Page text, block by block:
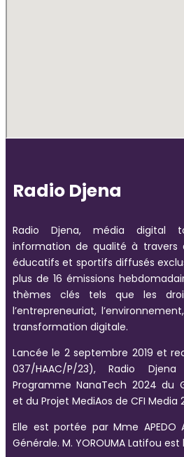
Radio Djena
Radio Djena, média digital
information de qualité à travers
éducatifs et sportifs diffusés
plus de 16 émissions
thèmes clés tels que les
l’entrepreneuriat,
transformation digitale.
Lancée le 2 septembre 2019 et
037/HAAC/P/23), Radio
Programme NanaTech 2024 du
et du Projet MediAos de CFI Media
Elle est portée par Mme APEDO
Générale. M. YOROUMA Latifou